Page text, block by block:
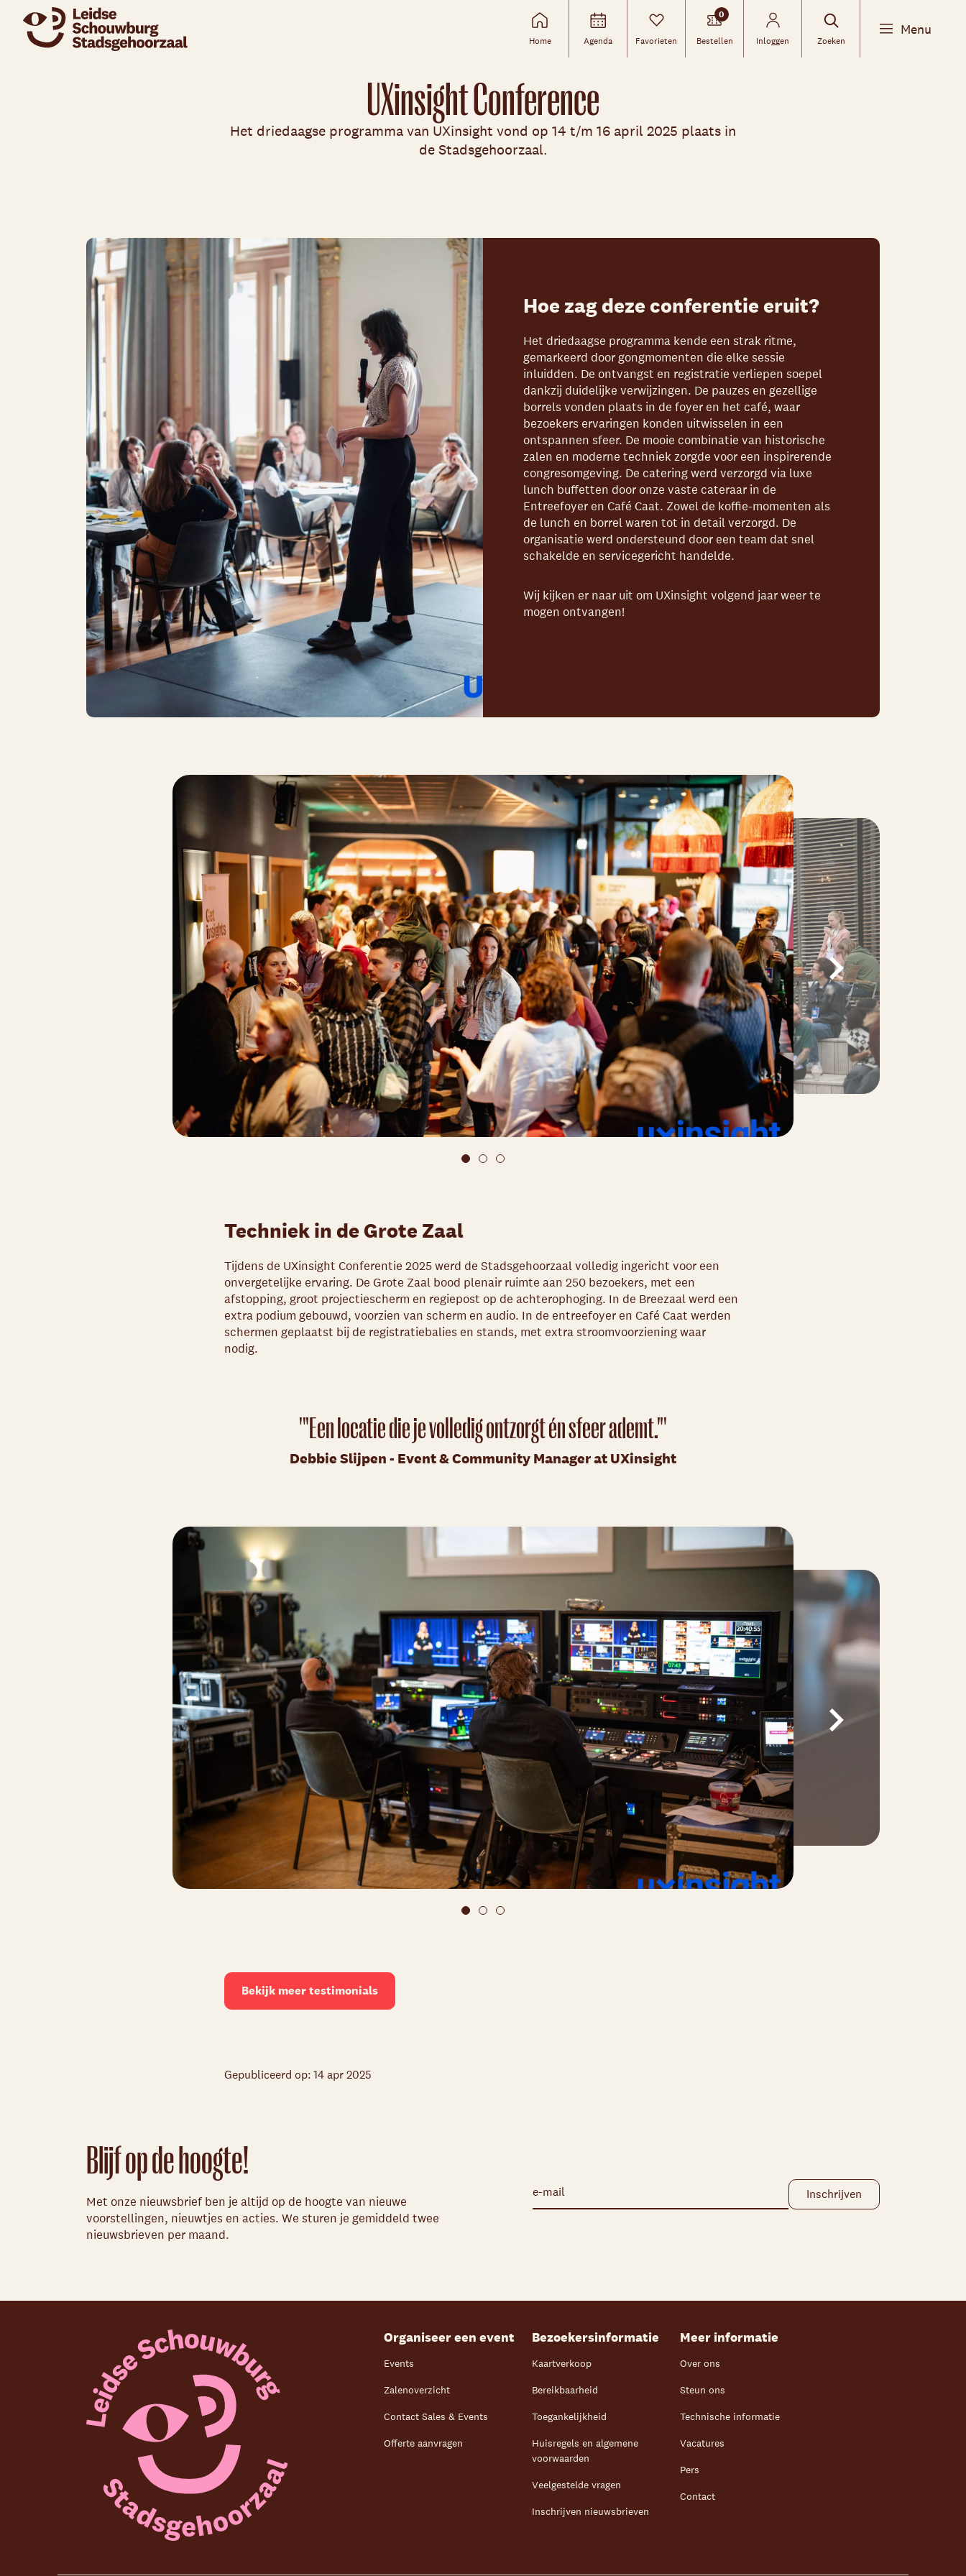
Skip navigatie
Home Agenda Favorieten
0
Bestellen Inloggen Zoeken
Menu
UXinsight Conference
Het driedaagse programma van UXinsight vond op 14 t/m 16 april 2025 plaats in
de Stadsgehoorzaal.
Hoe zag deze conferentie eruit?
Het driedaagse programma kende een strak ritme,
gemarkeerd door gongmomenten die elke sessie
inluidden. De ontvangst en registratie verliepen soepel
dankzij duidelijke verwijzingen. De pauzes en gezellige
borrels vonden plaats in de foyer en het café, waar
bezoekers ervaringen konden uitwisselen in een
ontspannen sfeer. De mooie combinatie van historische
zalen en moderne techniek zorgde voor een inspirerende
congresomgeving. De cateringwerd verzorgd via luxe
lunch buffetten door onze vaste cateraar in de
Entreefoyer en Café Caat. Zowel de koffie-momenten als
de lunch en borrel waren tot in detail verzorgd. De
organisatie werd ondersteund door een team dat snel
schakelde en servicegericht handelde.
Wij kijken er naar uit om UXinsight volgend jaar weer te
mogen ontvangen!
Techniek in de Grote Zaal
Tijdens de UXinsight Conferentie 2025 werd de Stadsgehoorzaal volledig ingericht voor een
onvergetelijke ervaring. De Grote Zaal bood plenair ruimte aan 250 bezoekers, met een
afstopping, groot projectiescherm en regiepost op de achterophoging. In de Breezaal werd een
extra podium gebouwd, voorzien van scherm en audio. In de entreefoyer en Café Caat werden
schermen geplaatst bij de registratiebalies en stands, met extra stroomvoorziening waar
nodig.
'"Een locatie die je volledig ontzorgt én sfeer ademt."'
Debbie Slijpen - Event & Community Manager at UXinsight
Bekijk meer testimonials
Gepubliceerd op: 14 apr 2025
Blijf op de hoogte!
Met onze nieuwsbrief ben je altijd op de hoogte van nieuwe
voorstellingen, nieuwtjes en acties. We sturen je gemiddeld twee
nieuwsbrieven per maand.
Organiseer een event
Events
Zalenoverzicht
Contact Sales & Events
Offerte aanvragen
Bezoekersinformatie
Kaartverkoop
Bereikbaarheid
Toegankelijkheid
Huisregels en algemene
voorwaarden
Veelgestelde vragen
Inschrijven nieuwsbrieven
Meer informatie
Over ons
Steun ons
Technische informatie
Vacatures
Pers
Contact